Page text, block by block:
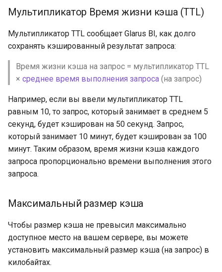
Мультипликатор Время жизни кэша (TTL)
Мультипликатор TTL сообщает Glarus BI, как долго
сохранять кэшированный результат запроса:
Время жизни кэша на запрос = мультипликатор TTL
× среднее время выполнения запроса (на запрос)
Например, если вы ввели мультипликатор TTL
равным 10, то запрос, который занимает в среднем 5
секунд, будет кэширован на 50 секунд. Запрос,
который занимает 10 минут, будет кэширован за 100
минут. Таким образом, время жизни кэша каждого
запроса пропорционально времени выполнения этого
запроса.
Максимальный размер кэша
Чтобы размер кэша не превысил максимально
доступное место на вашем сервере, вы можете
установить максимальный размер кэша (на запрос) в
килобайтах.